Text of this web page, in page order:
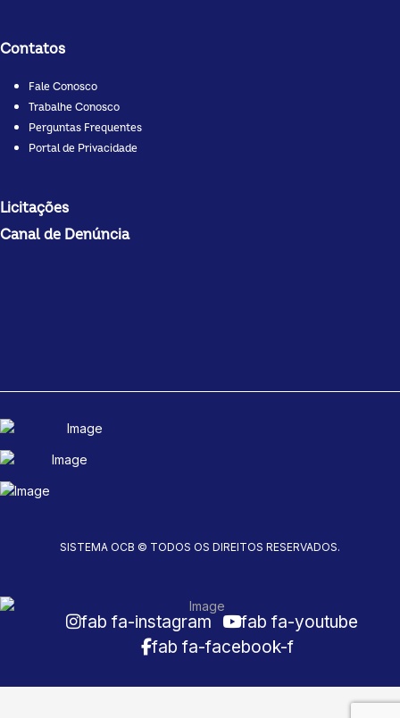
Contatos
Fale Conosco
Trabalhe Conosco
Perguntas Frequentes
Portal de Privacidade
Licitações
Canal de Denúncia
SISTEMA OCB © TODOS OS DIREITOS RESERVADOS.
fab fa-instagram
fab fa-youtube
fab fa-facebook-f